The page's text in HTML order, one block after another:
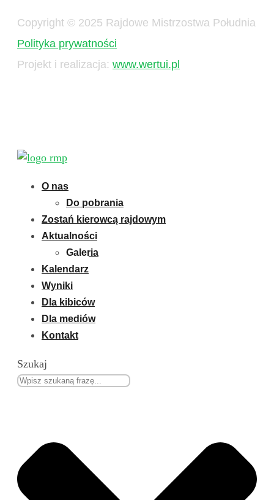
Copyright © 2025 Rajdowe Mistrzostwa Południa
Polityka prywatności
Projekt i realizacja: www.wertui.pl
O nas
Do pobrania
Zostań kierowcą rajdowym
Aktualności
Galeria
Kalendarz
Wyniki
Dla kibiców
Dla mediów
Kontakt
Szukaj